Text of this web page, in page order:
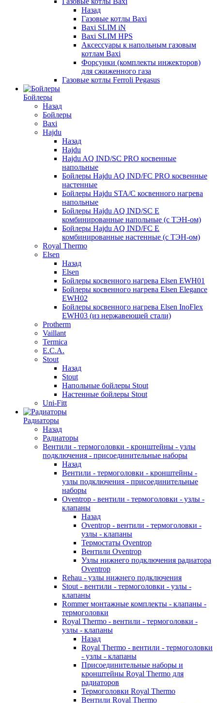
Назад
Газовые котлы Baxi
Baxi SLIM iN
Baxi SLIM HPS
Аксессуары к напольным газовым
котлам Baxi
Форсунки (комплекты инжекторов)
для сжиженного газа
Газовые котлы Ferroli Pegasus
Бойлеры
Назад
Бойлеры
Baxi
Hajdu
Назад
Hajdu
Hajdu AQ IND/SC PRO косвенные
напольные
Бойлеры Hajdu AQ IND/FC PRO косвенные
настенные
Бойлеры Hajdu STA/C косвенного нагрева
напольные
Бойлеры Hajdu AQ IND/SC E
комбинированные напольные (с ТЭН-ом)
Бойлеры Hajdu AQ IND/FC E
комбинированные настенные (с ТЭН-ом)
Royal Thermo
Elsen
Назад
Elsen
Бойлеры косвенного нагрева Elsen EWH01
Бойлеры косвенного нагрева Elsen Elegance
EWH02
Бойлеры косвенного нагрева Elsen InoFlex
EWH03 (из нержавеющей стали)
Protherm
Vaillant
Termica
E.C.A.
Stout
Назад
Stout
Напольные бойлеры Stout
Настенные бойлеры Stout
Uni-Fitt
Радиаторы
Назад
Радиаторы
Вентили - термоголовки - кронштейны - узлы
подключения - присоединительные наборы
Назад
Вентили - термоголовки - кронштейны -
узлы подключения - присоединительные
наборы
Oventrop - вентили - термоголовки - узлы -
клапаны
Назад
Oventrop - вентили - термоголовки -
узлы - клапаны
Термостаты Oventrop
Вентили Oventrop
Узлы нижнего подключения радиатора
Oventrop
Rehau - узлы нижнего подключения
Stout - вентили - термоголовки - узлы -
клапаны
Rommer монтажные комплекты - клапаны -
термоголовки
Royal Thermo - вентили - термоголовки -
узлы - клапаны
Назад
Royal Thermo - вентили - термоголовки
- узлы - клапаны
Присоединительные наборы и
кронштейны Royal Thermo для
радиаторов
Термоголовки Royal Thermo
Вентили Royal Thermo